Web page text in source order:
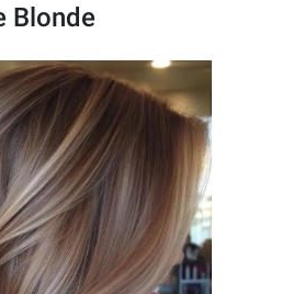
Blonde